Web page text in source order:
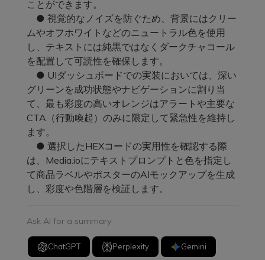
ことができます。
● 視覚的なノイズを防ぐため、背景にはクリー
ムやオフホワイトなどのニュートラル色を使用
し、テキストには純黒ではなくダークチャコール
を配置して可読性を確保します。
● UIダッシュボードでの実装においては、深い
グリーンを成功状態やナビゲーションに割り当
て、最も彩度の高いオレンジはアラートや主要な
CTA（行動喚起）のみに限定して緊急性を維持し
ます。
● 選択したHEXコードの実用性を確認する際
は、Media.ioにテキストプロンプトと色を指定し
て商品ラベルやポスターのAIモックアップを生成
し、彩度や色階層を検証します。
Ask AI for a summary
ChatGPT Perplexity Gemini